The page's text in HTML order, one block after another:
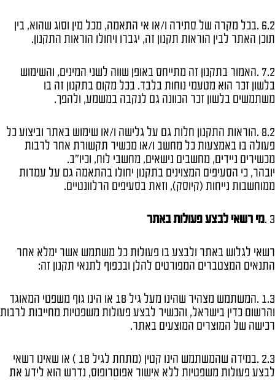
6.2 .בכל מקרה של סתירה ו/או אי התאמה, מכל מין וסוג שהוא, בין
תוכן האתר לבין הוראות תקנון זה, יגברו ויחולו הוראות התקנון.
7.2 .האמור בתקנון זה מתייחס באופן שווה לשני המינים, והשימוש
בלשון זכר הוא מטעמי נוחות בלבד. בכל מקום בתקנון זה בו
משתמשים בלשון זכר הכוונה גם לנקבה במשמע, ולהפך.
8.2 .הוראות התקנון חלות גם על גלישה ו/או שימוש באתר וביצוע כל
פעולה בו באמצעות כל מחשב ו/או מכשיר תקשורת אחר לרבות
מכשירים ניידים, מחשבים נישאים, מחשבי לוח, וכיו"ב.
יובהר, כי הסעיפים המצוינים בתקנון יחולו בהתאמה גם על עמדות
ממוחשבות נייחות (קיוסק), וזאת בסעיפים הרלוונטיים.
3 . מי רשאי לבצע פעולות באתר
רשאי לגלוש באתר ולבצע בו פעולות כל משתמש אשר ימלא אחר
התנאים המצטברים המפורטים להלן ובכפוף לתנאי תקנון זה:
1.3 .המשתמש מצהיר שהינו מעל גיל 18 או הינו גוף משפטי המאוגד
והרשום כדין בישראל, והכשיר לבצע פעולות משפטיות מחייבות לרבות
רכישה של המוצרים המוצעים באתר.
2.3 .במידה שהמשתמש הינו קטין (מתחת לגיל 18 ) או שאינו רשאי
לבצע פעולות משפטיות ללא אישור אפוטרופוס, נדרש הוא לידע את